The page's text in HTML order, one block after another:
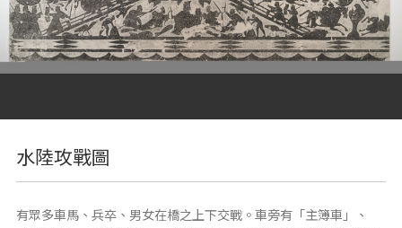
水陸攻戰圖
有眾多車馬、兵卒、男女在橋之上下交戰。車旁有「主簿車」、